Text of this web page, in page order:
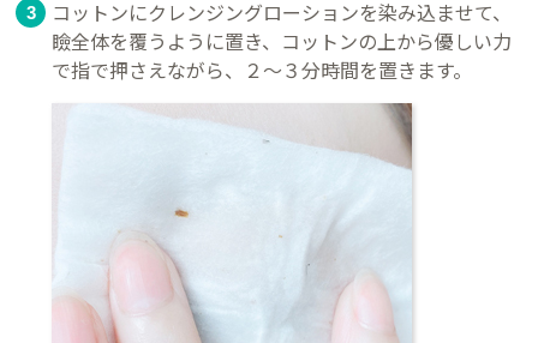
コットンにクレンジングローションを染み込ませて、
瞼全体を覆うように置き、コットンの上から優しい力
で指で押さえながら、２～３分時間を置きます。